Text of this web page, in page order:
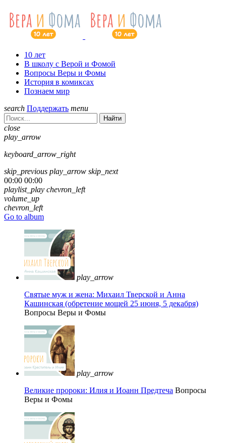
10 лет
В школу с Верой и Фомой
Вопросы Веры и Фомы
История в комиксах
Познаем мир
search Поддержать menu
Найти
close
play_arrow
keyboard_arrow_right
skip_previous play_arrow skip_next
00:00 00:00
playlist_play chevron_left
volume_up
chevron_left
Go to album
play_arrow
Святые муж и жена: Михаил Тверской и Анна
Кашинская (обретение мощей 25 июня, 5 декабря)
Вопросы Веры и Фомы
play_arrow
Великие пророки: Илия и Иоанн Предтеча Вопросы
Веры и Фомы